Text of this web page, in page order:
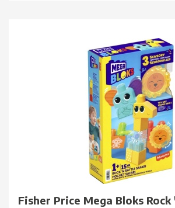
Fisher Price Mega Bloks Rock